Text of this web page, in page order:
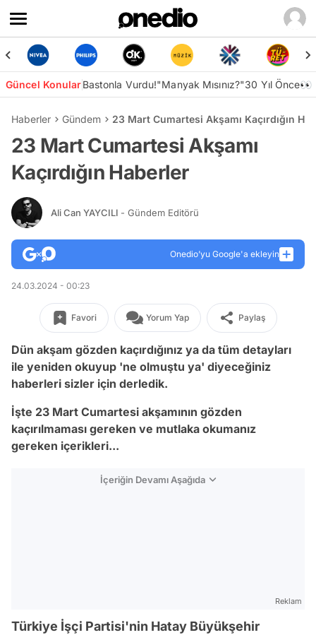
Güncel KonularBastonla Vurdu!"Manyak Mısınız?"30 Yıl Önce👀
Haberler Gündem 23 Mart Cumartesi Akşamı Kaçırdığın
23 Mart Cumartesi Akşamı
Kaçırdığın Haberler
Ali Can YAYCILI - Gündem Editörü
Onedio’yu Google'a ekleyin
24.03.2024 - 00:23
Favori Yorum Yap Paylaş
Dün akşam gözden kaçırdığınız ya da tüm detayları
ile yeniden okuyup 'ne olmuştu ya' diyeceğiniz
haberleri sizler için derledik.
İşte 23 Mart Cumartesi akşamının gözden
kaçırılmaması gereken ve mutlaka okumanız
gereken içerikleri...
İçeriğin Devamı Aşağıda
Reklam
Türkiye İşçi Partisi'nin Hatay Büyükşehir